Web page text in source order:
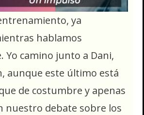
ya
hablamos
Yo camino junto a Dani,
aunque este último está
de costumbre y apenas
nuestro debate sobre los